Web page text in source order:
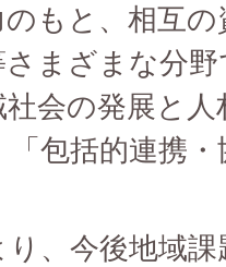
もと、相互
まざまな分
社会の発展と
包括的連携
、今後地域